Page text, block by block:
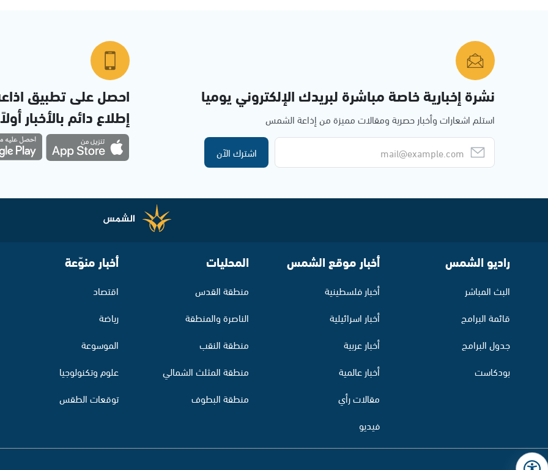
نشرة إخبارية خاصة مباشرة لبريدك الإلكتروني يوميا
استلم اشعارات وأخبار حصرية ومقالات مميزة من إذاعة الشمس
اشترك الآن
احصل على تطبيق
إطلاع دائم بالأخبار
راديو الشمس
البث المباشر
قائمة البرامج
جدول البرامج
بودكاست
أخبار موقع الشمس
أخبار فلسطينية
أخبار اسرائيلية
أخبار عربية
أخبار عالمية
مقالات رأي
فيديو
المحليات
منطقة القدس
الناصرة والمنطقة
منطقة النقب
منطقة المثلث الشمالي
منطقة البطوف
أخبار منوّعة
اقتصاد
رياضة
الموسوعة
علوم وتكنولوجيا
توقعات الطقس